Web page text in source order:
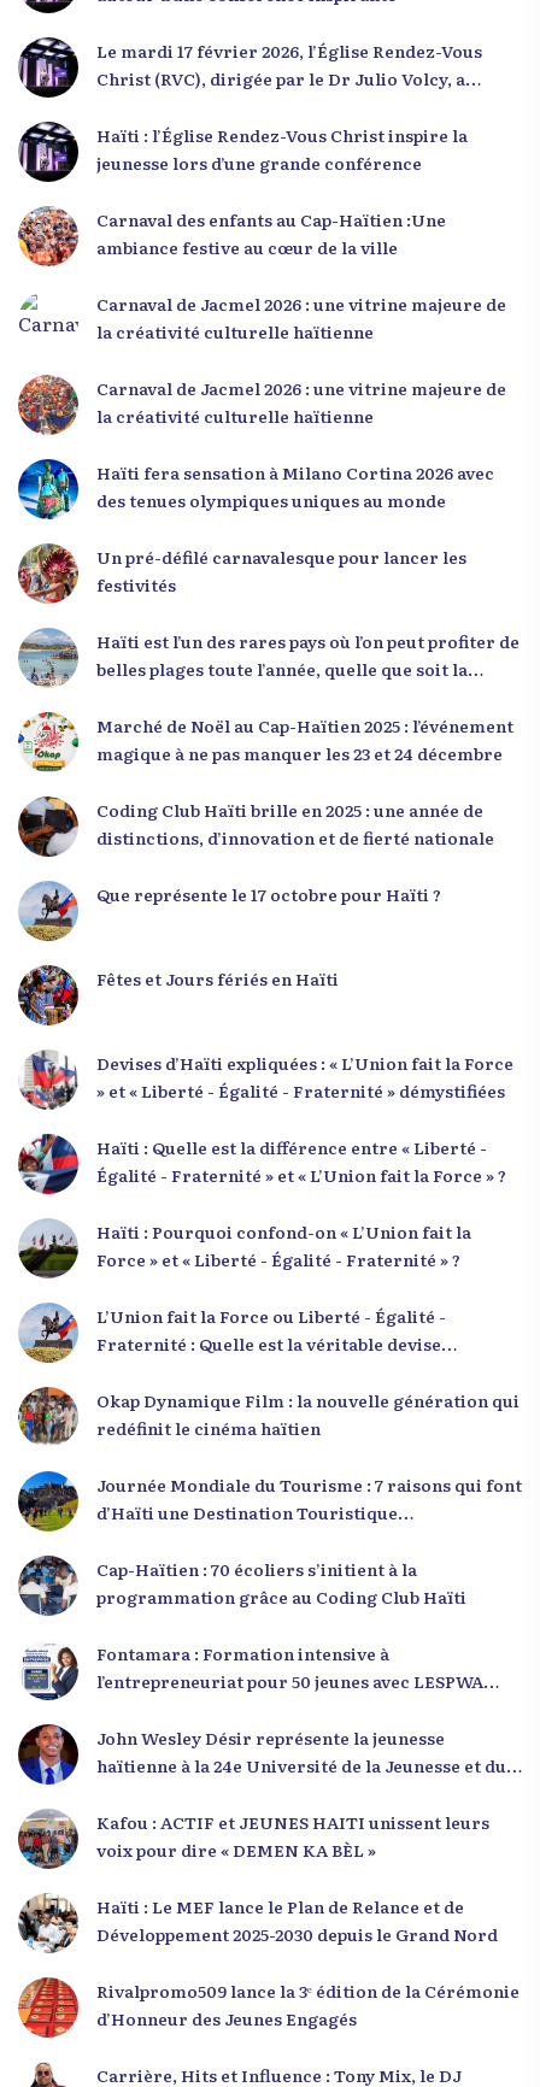
Le mardi 17 février 2026, l’Église Rendez-Vous
Christ (RVC), dirigée par le Dr Julio Volcy, a
dans ses locaux à Delmas 75 pour une conférence
placée sous le thème « Menm Ou Menm Tou ».
occasion unique de se rencontrer, d’échanger et
d’écouter des interventions motivantes centrées
citoyen. Des messages forts pour la jeunesse Lors
de sa première intervention, intitulée « Jenès la
croire en leur potentiel et à rejeter toute forme
de fatalisme. Il a particulièrement insisté sur
pouvons pas résoudre un problème avec la
mentalité qui l’a créé. » Il a encouragé la jeunesse
sur la discipline, l’excellence et la responsabilité.
Le révérend a également rappelé que la jeunesse
du pays, et qu’un engagement structuré de
seulement 4 % d’entre eux pourrait modifier
significativement la trajectoire nationale. Sa
seconde intervention, « Jenès la ak responsablite l
», a souligné le lien indissociable entre potentiel et
responsabilité. Le Dr Volcy a invité les jeunes à
communautés, à investir dans leur formation et à
développer un leadership intègre. Appel à un
Haïti : l’Église Rendez-Vous Christ inspire la
jeunesse lors d’une grande conférence
Carnaval des enfants au Cap-Haïtien :Une
ambiance festive au cœur de la ville
Carnaval de Jacmel 2026 : une vitrine majeure de
la créativité culturelle haïtienne
Carnaval de Jacmel 2026 : une vitrine majeure de
la créativité culturelle haïtienne
Haïti fera sensation à Milano Cortina 2026 avec
des tenues olympiques uniques au monde
Un pré-défilé carnavalesque pour lancer les
festivités
Haïti est l’un des rares pays où l’on peut profiter de
belles plages toute l’année, quelle que soit la
Marché de Noël au Cap-Haïtien 2025 : l’événement
magique à ne pas manquer les 23 et 24 décembre
Coding Club Haïti brille en 2025 : une année de
distinctions, d’innovation et de fierté nationale
Que représente le 17 octobre pour Haïti ?
Fêtes et Jours fériés en Haïti
Devises d’Haïti expliquées : « L’Union fait la Force
» et « Liberté - Égalité - Fraternité » démystifiées
Haïti : Quelle est la différence entre « Liberté -
Égalité - Fraternité » et « L’Union fait la Force » ?
Haïti : Pourquoi confond-on « L’Union fait la
Force » et « Liberté - Égalité - Fraternité » ?
L’Union fait la Force ou Liberté - Égalité -
Fraternité : Quelle est la véritable devise
Okap Dynamique Film : la nouvelle génération qui
redéfinit le cinéma haïtien
Journée Mondiale du Tourisme : 7 raisons qui font
d’Haïti une Destination Touristique
Cap-Haïtien : 70 écoliers s’initient à la
programmation grâce au Coding Club Haïti
Fontamara : Formation intensive à
l’entrepreneuriat pour 50 jeunes avec LESPWA
John Wesley Désir représente la jeunesse
haïtienne à la 24e Université de la Jeunesse et du
Kafou : ACTIF et JEUNES HAITI unissent leurs
voix pour dire « DEMEN KA BÈL »
Haïti : Le MEF lance le Plan de Relance et de
Développement 2025-2030 depuis le Grand Nord
Rivalpromo509 lance la 3ᵉ édition de la Cérémonie
d’Honneur des Jeunes Engagés
Carrière, Hits et Influence : Tony Mix, le DJ